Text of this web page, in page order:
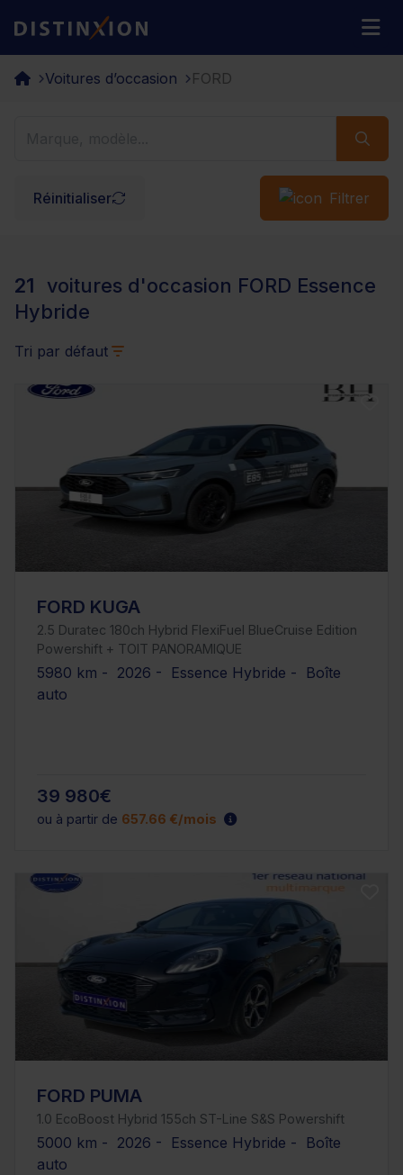
Distinxion
Voitures d’occasion FORD
Réinitialiser Filtrer
21
voitures d'occasion FORD Essence
Hybride
Tri par défaut
FORD KUGA
2.5 Duratec 180ch Hybrid FlexiFuel BlueCruise Edition
Powershift + TOIT PANORAMIQUE
5980 km - 2026 - Essence Hybride - Boîte
auto
39 980€
ou à partir de 657.66 €/mois
FORD PUMA
1.0 EcoBoost Hybrid 155ch ST-Line S&S Powershift
5000 km - 2026 - Essence Hybride - Boîte
auto